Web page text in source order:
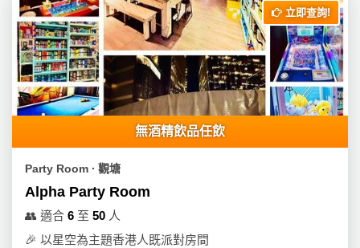
立即查詢!
無酒精飲品任飲
Party Room ∙ 觀塘
Alpha Party Room
👥 適合 6 至 50 人
🎉 以星空為主題香港人既派對房間